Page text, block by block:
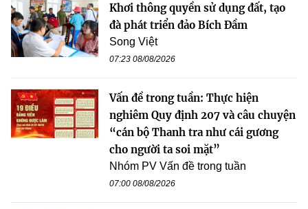
Khơi thông quyền sử dụng đất, tạo
đà phát triển đảo Bích Đầm
Song Việt
07:23 08/08/2026
Vấn đề trong tuần: Thực hiện
nghiêm Quy định 207 và câu chuyện
“cán bộ Thanh tra như cái gương
cho người ta soi mặt”
Nhóm PV Vấn đề trong tuần
07:00 08/08/2026